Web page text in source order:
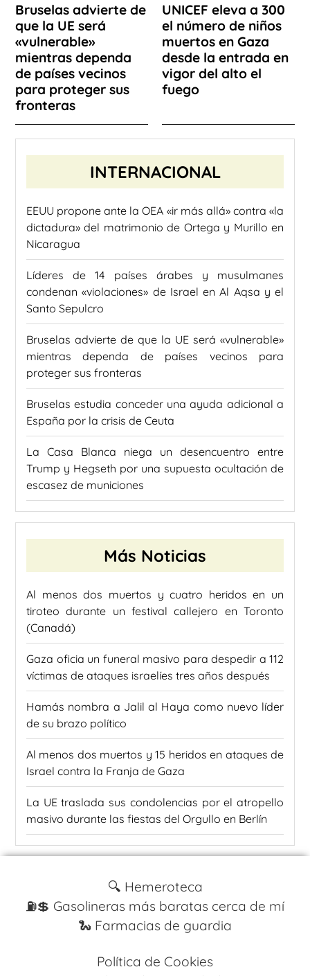
Bruselas advierte de
que la UE será
«vulnerable»
mientras dependa
de países vecinos
para proteger sus
fronteras
UNICEF eleva a 300
el número de niños
muertos en Gaza
desde la entrada en
vigor del alto el
fuego
INTERNACIONAL
EEUU propone ante la OEA «ir más allá» contra «la
dictadura» del matrimonio de Ortega y Murillo en
Nicaragua
Líderes de 14 países árabes y musulmanes
condenan «violaciones» de Israel en Al Aqsa y el
Santo Sepulcro
Bruselas advierte de que la UE será «vulnerable»
mientras dependa de países vecinos para
proteger sus fronteras
Bruselas estudia conceder una ayuda adicional a
España por la crisis de Ceuta
La Casa Blanca niega un desencuentro entre
Trump y Hegseth por una supuesta ocultación de
escasez de municiones
Más Noticias
Al menos dos muertos y cuatro heridos en un
tiroteo durante un festival callejero en Toronto
(Canadá)
Gaza oficia un funeral masivo para despedir a 112
víctimas de ataques israelíes tres años después
Hamás nombra a Jalil al Haya como nuevo líder
de su brazo político
Al menos dos muertos y 15 heridos en ataques de
Israel contra la Franja de Gaza
La UE traslada sus condolencias por el atropello
masivo durante las fiestas del Orgullo en Berlín
🔍 Hemeroteca
⛽️💲 Gasolineras más baratas cerca de mí
🐍 Farmacias de guardia
Política de Cookies